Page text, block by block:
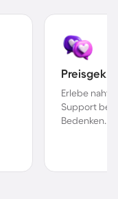
Erlebe
Support bei
Bedenken.